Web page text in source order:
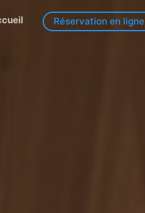
Réservation en ligne